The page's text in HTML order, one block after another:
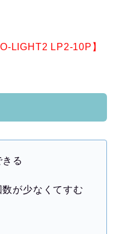
LIGHT2 LP2-10P】
る
数が少なくてすむ